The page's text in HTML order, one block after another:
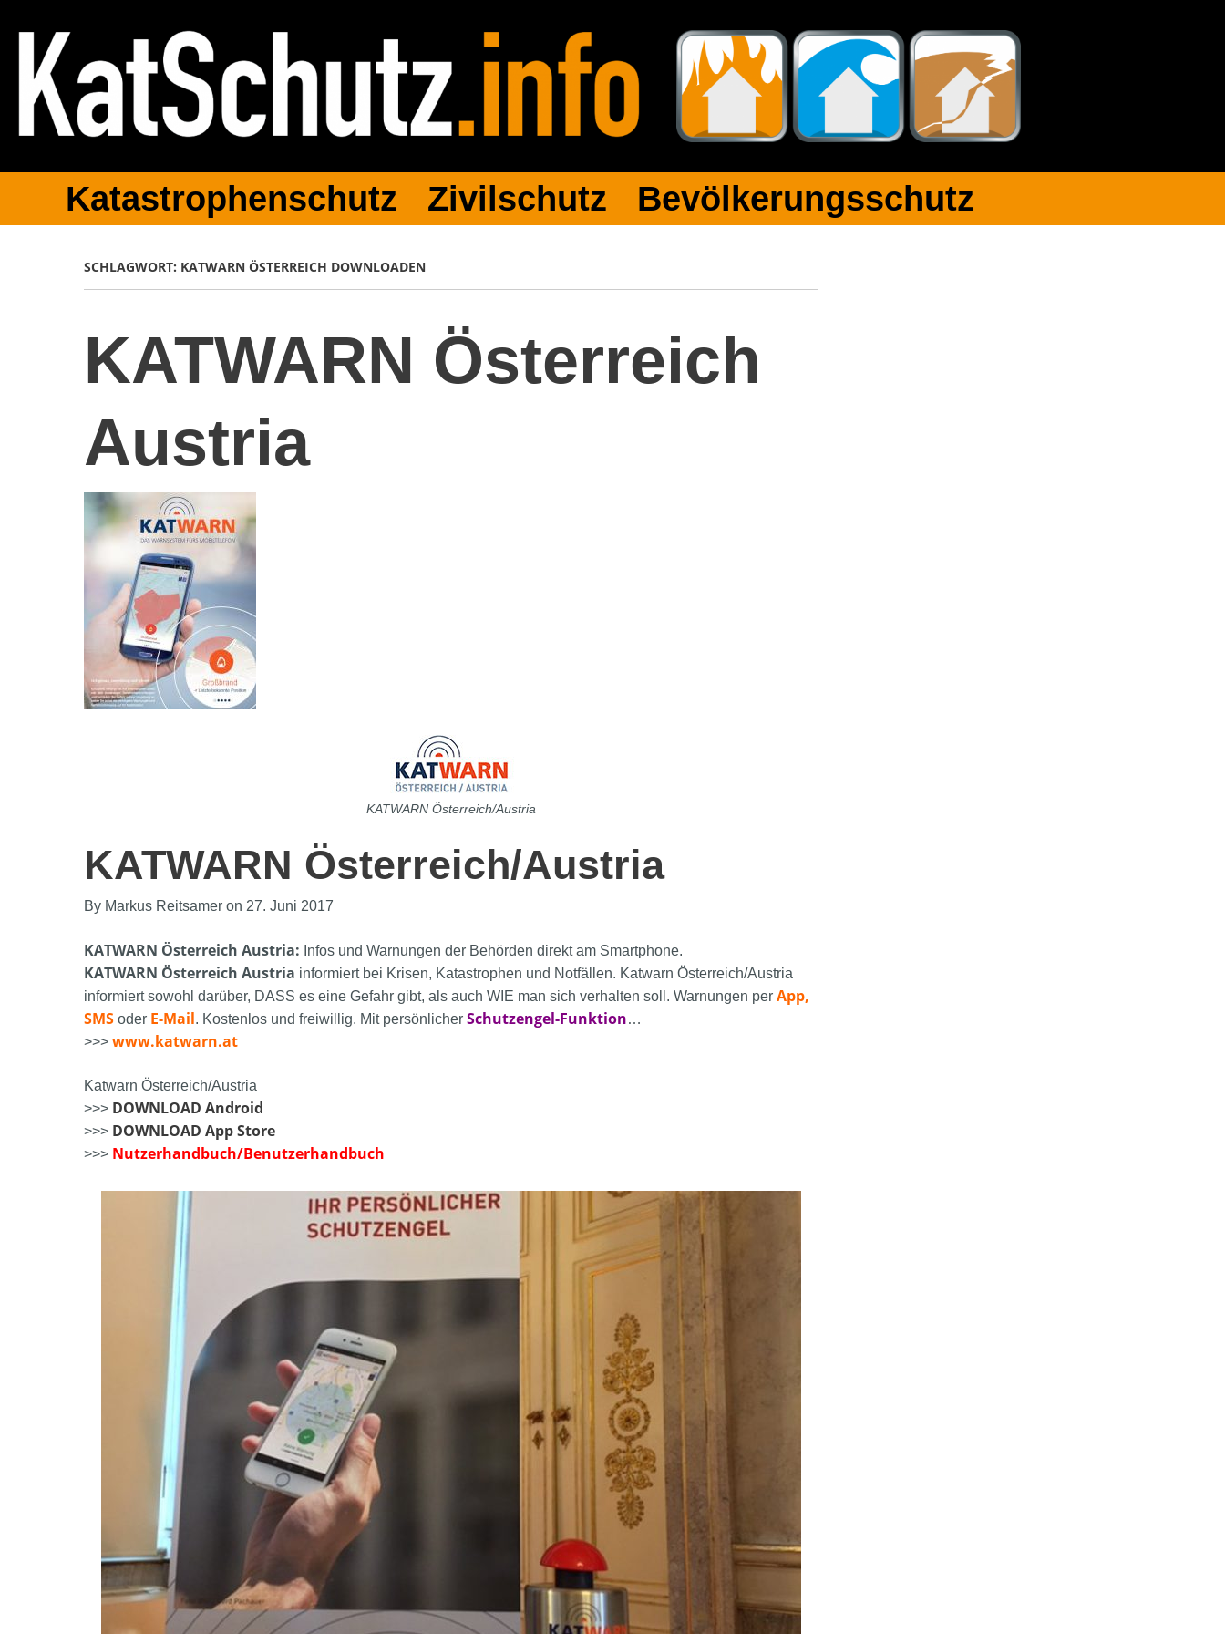
Katastrophenschutz Zivilschutz Bevölkerungsschutz​
SCHLAGWORT: KATWARN ÖSTERREICH DOWNLOADEN
KATWARN Österreich
Austria
KATWARN Österreich/Austria
KATWARN Österreich/Austria
By Markus Reitsamer on 27. Juni 2017
KATWARN Österreich Austria: Infos und Warnungen der Behörden direkt am Smartphone.
KATWARN Österreich Austria informiert bei Krisen, Katastrophen und Notfällen. Katwarn Österreich/Austria
informiert sowohl darüber, DASS es eine Gefahr gibt, als auch WIE man sich verhalten soll. Warnungen per App,
SMS oder E-Mail. Kostenlos und freiwillig. Mit persönlicher Schutzengel-Funktion…
>>> www.katwarn.at
Katwarn Österreich/Austria
>>> DOWNLOAD Android
>>> DOWNLOAD App Store
>>> Nutzerhandbuch/Benutzerhandbuch